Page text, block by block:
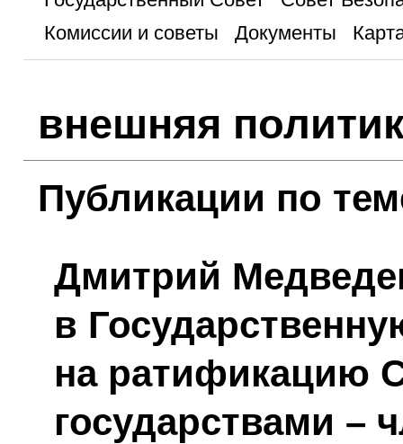
Комиссии и советы
Документы
внешняя
Публикации по
Дмитрий
в
на ратификацию
государствами –